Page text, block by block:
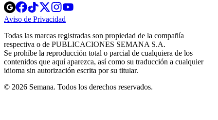
Opens
in
new
Opens
in
new
Opens
in
new
window
Opens
new
windowwindow
Aviso de Privacidad
new
window
Todas las marcas registradas son propiedad de la compañía
respectiva o de PUBLICACIONES SEMANA S.A.
Se prohíbe la reproducción total o parcial de cualquiera de los
contenidos que aquí aparezca, así como su traducción a cualquier
idioma sin autorización escrita por su titular.
© 2026 Semana. Todos los derechos reservados.